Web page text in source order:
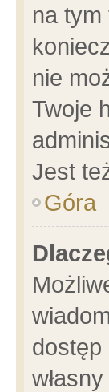
na
nie
Twoje
Jest
Góra
dostęp